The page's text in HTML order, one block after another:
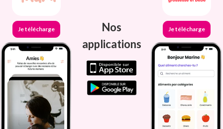
Je télécharge
Nos
applications
Je télécharge